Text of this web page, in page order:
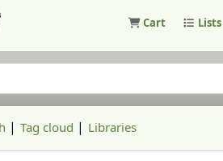
Cart Lists
Tag cloud Libraries